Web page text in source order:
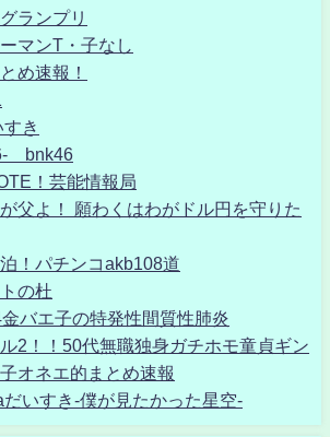
ランプリ
マンT・子なし
め速報！
き
bnk46
！芸能情報局
父よ！ 願わくはわがドル円を守りた
！パチンコakb108道
の杜
バエ子の特発性間質性肺炎
2！！50代無職独身ガチホモ童貞ギン
オネエ的まとめ速報
いすき-僕が見たかった星空-